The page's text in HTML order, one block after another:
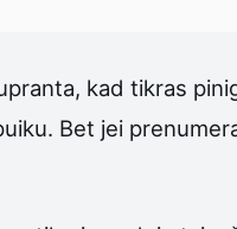
kad tikras
Bet jei